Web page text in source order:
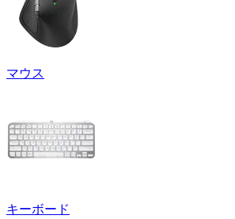
マウス
キーボード